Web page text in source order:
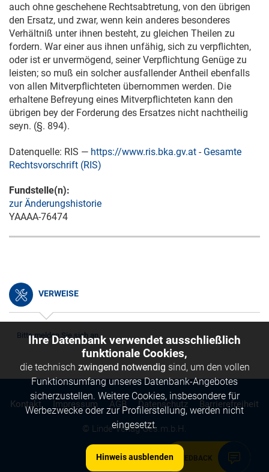
FEEDBACK
auch ohne geschehene Rechtsabtretung, von den übrigen
den Ersatz, und zwar, wenn kein anderes besonderes
Verhältniß unter ihnen besteht, zu gleichen Theilen zu
fordern. War einer aus ihnen unfähig, sich zu verpflichten,
oder ist er unvermögend, seiner Verpflichtung Genüge zu
leisten; so muß ein solcher ausfallender Antheil ebenfalls
von allen Mitverpflichteten übernommen werden. Die
erhaltene Befreyung eines Mitverpflichteten kann den
übrigen bey der Forderung des Ersatzes nicht nachtheilig
seyn. (§. 894).
Datenquelle: RIS — https://www.ris.bka.gv.at - Gesamte
Rechtsvorschrift (RIS)
Fundstelle(n):
zur Änderungshistorie
YAAAA-76474
VERWEISE
Bitte melden Sie sich an.
© Linde Verlag Ges.m.b.H.
Kontakt Impressum AGB Datenschutz Barrierefreiheit
Ihre Datenbank verwendet ausschließlich
funktionale Cookies,
die technisch zwingend notwendig sind, um den vollen
Funktionsumfang unseres Datenbank-Angebotes
sicherzustellen. Weitere Cookies, insbesondere für
Werbezwecke oder zur Profilerstellung, werden nicht
eingesetzt.
Hinweis ausblenden